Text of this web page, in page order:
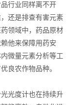
行业同样离不开
还是排查有害元素
领域中，药品原材
他来保障用药安
微量元素分析等工
良农作物品种。
光度计也在持续升